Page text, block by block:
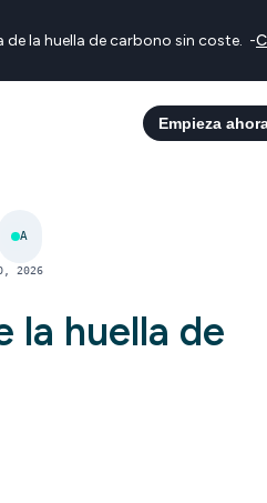
la huella de carbono sin coste. -
Empieza
A
2026
la huella de